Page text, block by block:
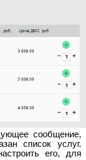
сообщение,
список услуг.
его, для